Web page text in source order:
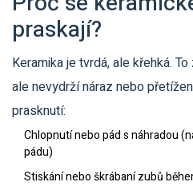
praskají?
Keramika je tvrdá, ale křehká.
ale nevydrží náraz nebo
prasknutí:
Chlopnutí nebo pád s náhradou
pádu)
Stiskání nebo škrábaní zubů